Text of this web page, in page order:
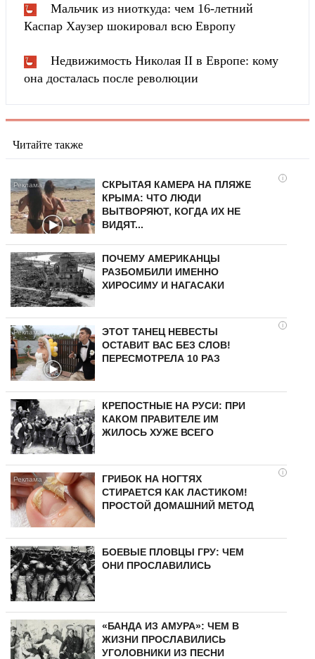
Мальчик из ниоткуда: чем 16-летний
Каспар Хаузер шокировал всю Европу
Недвижимость Николая II в Европе: кому
она досталась после революции
Читайте также
i
СКРЫТАЯ КАМЕРА НА ПЛЯЖЕ
КРЫМА: ЧТО ЛЮДИ
ВЫТВОРЯЮТ, КОГДА ИХ НЕ
ВИДЯТ...
ПОЧЕМУ АМЕРИКАНЦЫ
РАЗБОМБИЛИ ИМЕННО
ХИРОСИМУ И НАГАСАКИ
i
ЭТОТ ТАНЕЦ НЕВЕСТЫ
ОСТАВИТ ВАС БЕЗ СЛОВ!
ПЕРЕСМОТРЕЛА 10 РАЗ
КРЕПОСТНЫЕ НА РУСИ: ПРИ
КАКОМ ПРАВИТЕЛЕ ИМ
ЖИЛОСЬ ХУЖЕ ВСЕГО
i
ГРИБОК НА НОГТЯХ
СТИРАЕТСЯ КАК ЛАСТИКОМ!
ПРОСТОЙ ДОМАШНИЙ МЕТОД
БОЕВЫЕ ПЛОВЦЫ ГРУ: ЧЕМ
ОНИ ПРОСЛАВИЛИСЬ
«БАНДА ИЗ АМУРА»: ЧЕМ В
ЖИЗНИ ПРОСЛАВИЛИСЬ
УГОЛОВНИКИ ИЗ ПЕСНИ